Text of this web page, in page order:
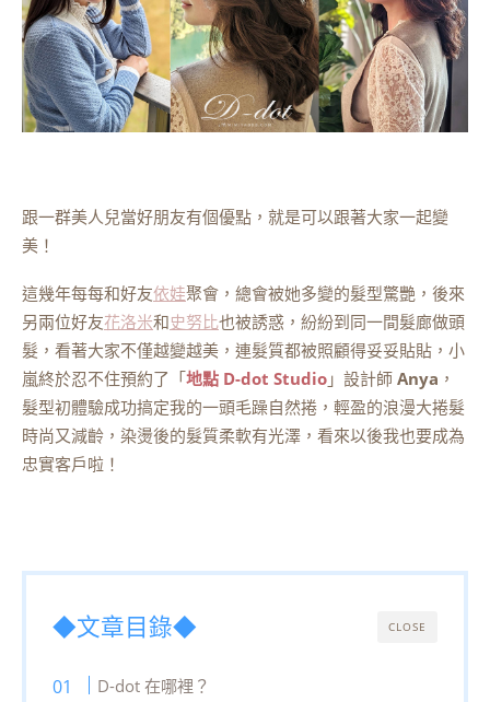
跟一群美人兒當好朋友有個優點，就是可以跟著大家一起變
美！
這幾年每每和好友依娃聚會，總會被她多變的髮型驚艷，後來
另兩位好友花洛米和史努比也被誘惑，紛紛到同一間髮廊做頭
髮，看著大家不僅越變越美，連髮質都被照顧得妥妥貼貼，小
嵐終於忍不住預約了「地點 D-dot Studio 」設計師 Anya ，
髮型初體驗成功搞定我的一頭毛躁自然捲，輕盈的浪漫大捲髮
時尚又減齡，染燙後的髮質柔軟有光澤，看來以後我也要成為
忠實客戶啦！
CLOSE
◆文章目錄◆
D-dot 在哪裡？